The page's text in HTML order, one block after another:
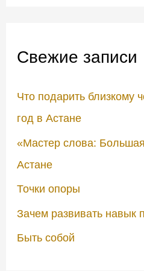
к
Свежие записи
Что подарить близкому
год в Астане
«Мастер слова:
Астане
Точки опоры
Зачем развивать навык
Быть собой